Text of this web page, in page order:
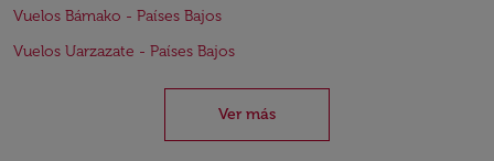
Vuelos Bámako - Países Bajos
Vuelos Uarzazate - Países Bajos
Ver más